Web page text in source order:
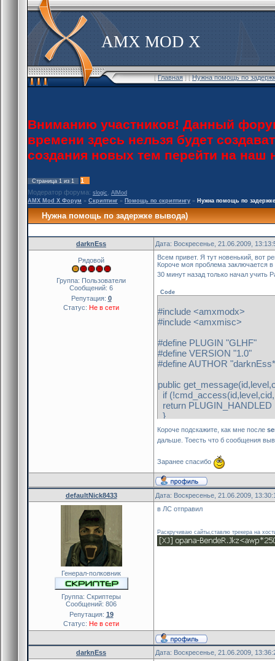
AMX MOD X
[Главная] [Нужна помощь по
Вниманию участников! Данный
времени здесь нельзя будет
создания новых тем перейти на
Страница 1 из 1
1
Модератор форума: slogic
AlMod
AMX Mod X Форум » Скриптинг » Помощь по скриптингу » Нужна помощь по
Нужна помощь по задержке вывода)
darknEss Дата: Воскресенье, 21.06.2009,
Рядовой
Группа: Пользователи
Сообщений: 6
Репутация: 0
Статус: Не в сети
Всем привет. Я тут новенький, вот
Короче моя проблема заключается
30 минут назад только начал учить
Code
#include <amxmodx>
#include <amxmisc>
#define PLUGIN "GLHF"
#define VERSION "1.0"
#define AUTHOR
public
if
return PLUGIN_HANDLED
}
server_cmd("sv_restart 3")
set_hudmessage(255, 255,
show_hudmessage(0,
return PLUGIN_HANDLED
}
public plugin_init() {
register_plugin(PLUGIN,
}
Короче подскажите, как мне после
дальше. Тоесть что б сообщения
Заранее спасибо
defaultNick8433 Дата: Воскресенье, 21.06.2009,
Генерал-полковник
Группа: Скриптеры
Сообщений: 806
Репутация: 19
Статус: Не в сети
в ЛС отправил
Раскручиваю сайты,ставлю трекера на
darknEss Дата: Воскресенье, 21.06.2009,